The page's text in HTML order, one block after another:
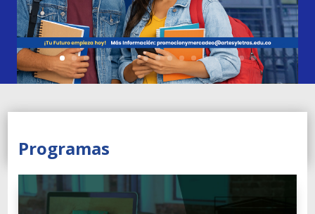
Programas